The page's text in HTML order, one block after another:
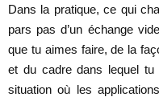
Dans la pratique, ce qui
pars pas d’un échange
que tu aimes faire, de la
et du cadre dans lequel
situation où les